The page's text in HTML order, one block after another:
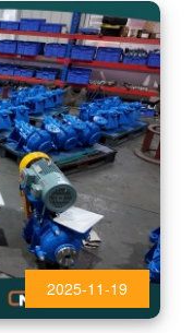
2025-11-19